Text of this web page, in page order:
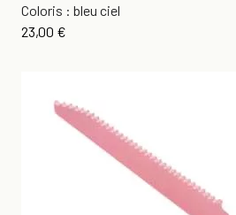
Coloris : bleu ciel
Prix
23,00 €